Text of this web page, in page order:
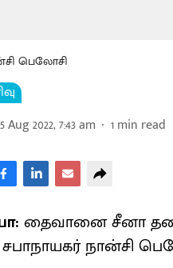
பெலோசி
Aug 2022, 7:43 am 1min read
தைவானை சீனா
நான்சி